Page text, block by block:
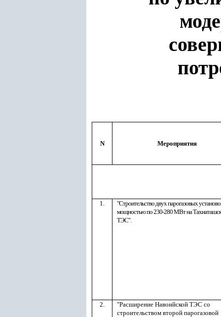
N Мероприятия
1. "Строительстводвухпарогазовых
мощностьюпо230-280 МВтна
ТЭС".
2. "Расширение Навоийской ТЭС со
строительством второй парогазовой